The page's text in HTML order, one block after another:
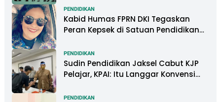
PENDIDIKAN
Kabid Humas FPRN DKI Tegaskan
Peran Kepsek di Satuan Pendidikan
PENDIDIKAN
Sudin Pendidikan Jaksel Cabut KJP
Pelajar, KPAI: Itu Langgar Konvensi
PENDIDIKAN